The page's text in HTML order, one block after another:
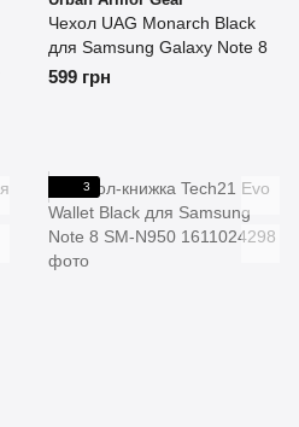
Чехол UAG Monarch Black
для Samsung Galaxy Note 8
599 грн
3